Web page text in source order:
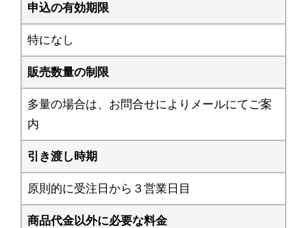
申込の有効期限
特になし
販売数量の制限
多量の場合は、お問合せによりメールにてご案
内
引き渡し時期
原則的に受注日から３営業日目
商品代金以外に必要な料金